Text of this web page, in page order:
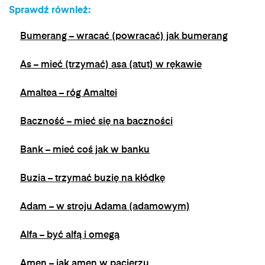
jest możliwe poprzez kontakt z Administratorem
naciśniecie przycisku "wypisz się" znajdującego
Sprawdź również:
Bumerang – wracać (powracać) jak bumerang
As – mieć (trzymać) asa (atut) w rękawie
Amaltea – róg Amaltei
Baczność – mieć się na baczności
Bank – mieć coś jak w banku
Buzia – trzymać buzię na kłódkę
Adam – w stroju Adama (adamowym)
Alfa – być alfą i omegą